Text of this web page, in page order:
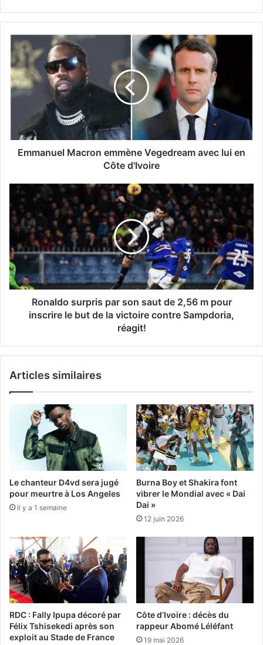
Emmanuel Macron emmène Vegedream avec lui en
Côte d'Ivoire
Ronaldo surpris par son saut de 2,56 m pour
inscrire le but de la victoire contre Sampdoria,
réagit!
Articles similaires
Le chanteur D4vd sera jugé
pour meurtre à Los Angeles
il y a 1 semaine
Burna Boy et Shakira font
vibrer le Mondial avec « Dai
Dai »
12 juin 2026
RDC : Fally Ipupa décoré par
Félix Tshisekedi après son
exploit au Stade de France
Côte d’Ivoire : décès du
rappeur Abomé Léléfant
19 mai 2026